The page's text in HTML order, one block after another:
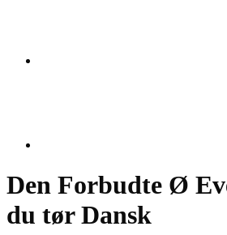
Den Forbudte Ø
du tør Dansk